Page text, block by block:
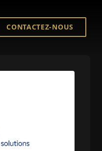
CONTACTEZ-NOUS